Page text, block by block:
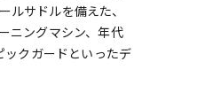
サドルを備えた、
ニングマシン、年代
クガードといったデ